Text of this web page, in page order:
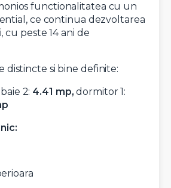
functionalitatea cu un
ce continua dezvoltarea
peste 14 ani de
distincte si bine definite:
baie 2: 4.41 mp,dormitor 1: